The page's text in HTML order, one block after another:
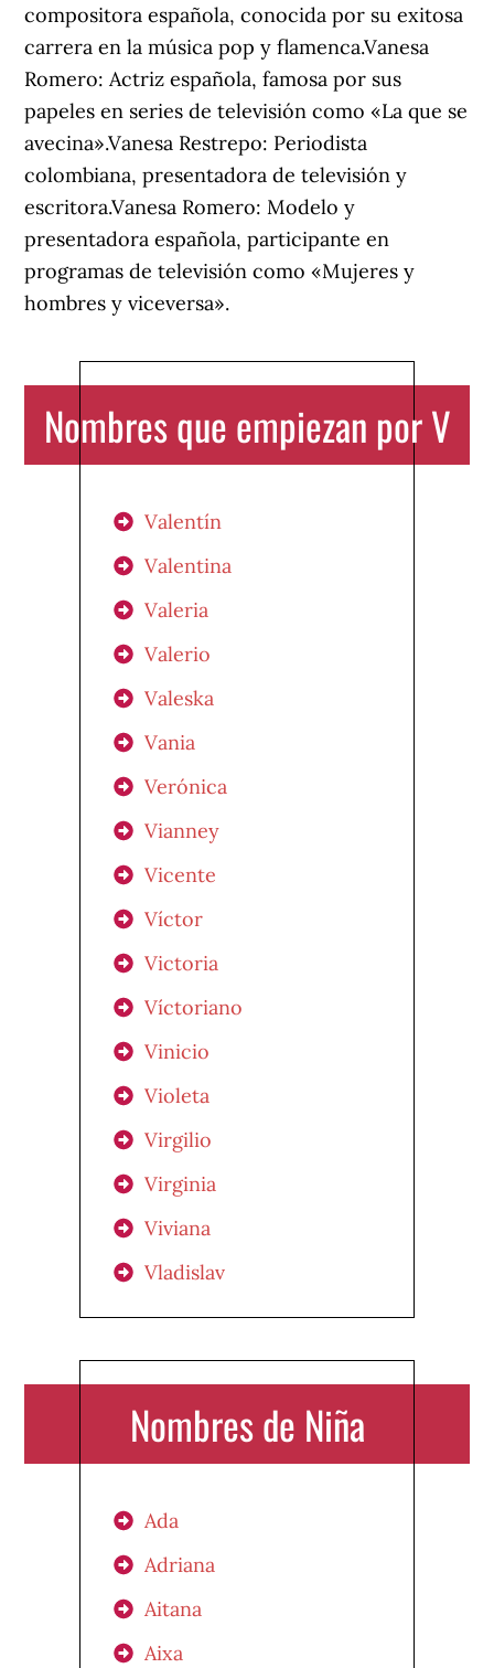
compositora española, conocida por su exitosa
carrera en la música pop y flamenca.Vanesa
Romero: Actriz española, famosa por sus
papeles en series de televisión como «La que se
avecina».Vanesa Restrepo: Periodista
colombiana, presentadora de televisión y
escritora.Vanesa Romero: Modelo y
presentadora española, participante en
programas de televisión como «Mujeres y
hombres y viceversa».
Nombres que empiezan por V
Valentín
Valentina
Valeria
Valerio
Valeska
Vania
Verónica
Vianney
Vicente
Víctor
Victoria
Víctoriano
Vinicio
Violeta
Virgilio
Virginia
Viviana
Vladislav
Nombres de Niña
Ada
Adriana
Aitana
Aixa